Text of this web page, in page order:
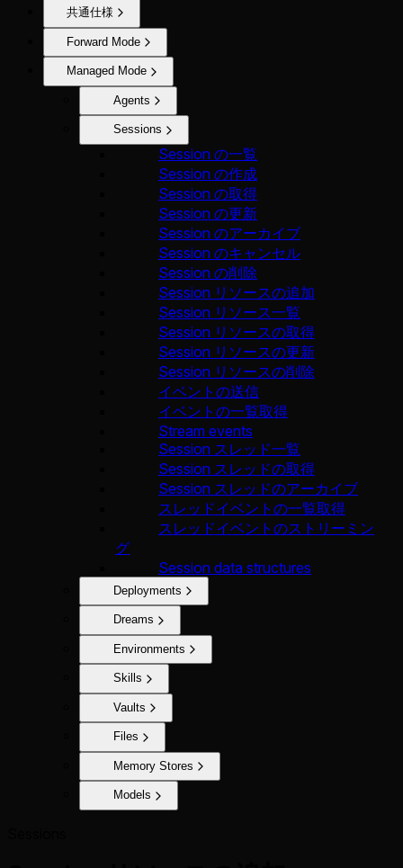
共通仕様
Forward Mode
Managed Mode
Agents
Sessions
Session の一覧
Session の作成
Session の取得
Session の更新
Session のアーカイブ
Session のキャンセル
Session の削除
Session リソースの追加
Session リソース一覧
Session リソースの取得
Session リソースの更新
Session リソースの削除
イベントの送信
イベントの一覧取得
Stream events
Session スレッド一覧
Session スレッドの取得
Session スレッドのアーカイブ
スレッドイベントの一覧取得
スレッドイベントのストリーミン
グ
Session data structures
Deployments
Dreams
Environments
Skills
Vaults
Files
Memory Stores
Models